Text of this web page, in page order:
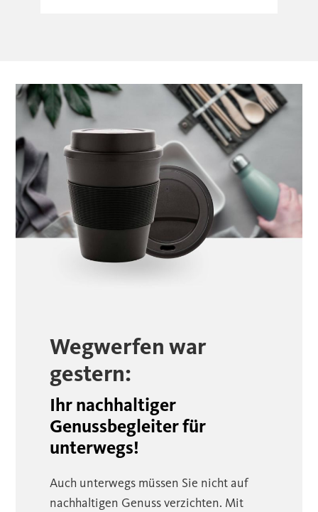
Wegwerfen war
gestern:
Ihr nachhaltiger
Genussbegleiter für
unterwegs!
Auch unterwegs müssen Sie nicht auf
nachhaltigen Genuss verzichten. Mit